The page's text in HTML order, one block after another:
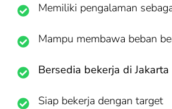
Memiliki pengalaman
Mampu membawa beban
Bersedia bekerja di Jakarta
Siap bekerja dengan target